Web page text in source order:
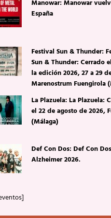
Manowar: Manowar
España
Festival Sun & Thunder:
Sun & Thunder: Cerrado
la edición 2026, 27 a 29
Marenostrum Fuengirola
La Plazuela: La Plazuela:
el 22 de agosto de 2026,
(Málaga)
Def Con Dos: Def Con
Alzheimer 2026.